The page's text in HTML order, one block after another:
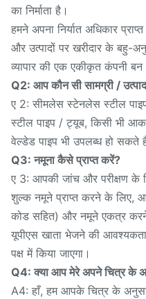
का निर्माता है।
हमने अपना निर्यात अधिकार
और उत्पादों पर खरीदार के बहु-
व्यापार की एक एकीकृत कंपनी बन
Q2: आप कौन सी सामग्री /
ए 2: सीमलेस स्टेनलेस स्टील
स्टील पाइप / ट्यूब, किसी भी
वेल्डेड पाइप भी उपलब्ध हो सकते
Q3: नमूना कैसे प्राप्त करें?
ए 3: आपकी जांच और परीक्षण के
शुल्क नमूने प्राप्त करने के लिए,
कोड सहित) और नमूने एकत्र
यूपीएस खाता भेजने की
पक्ष में किया जाएगा।
Q4: क्या आप मेरे अपने चित्र के
A4: हाँ, हम आपके चित्र के